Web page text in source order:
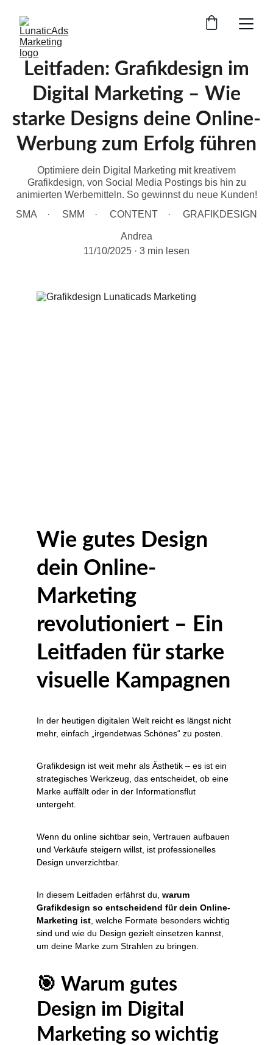
Leitfaden: Grafikdesign im
Digital Marketing – Wie
starke Designs deine Online-
Werbung zum Erfolg führen
Optimiere dein Digital Marketing mit kreativem
Grafikdesign, von Social Media Postings bis hin zu
animierten Werbemitteln. So gewinnst du neue Kunden!
SMA
SMM CONTENT GRAFIKDESIGN
Andrea
11/10/2025
3 min lesen
Wie gutes Design
dein Online-
Marketing
revolutioniert – Ein
Leitfaden für starke
visuelle Kampagnen
In der heutigen digitalen Welt reicht es längst nicht
mehr, einfach „irgendetwas Schönes“ zu posten.
Grafikdesign ist weit mehr als Ästhetik – es ist ein
strategisches Werkzeug, das entscheidet, ob eine
Marke auffällt oder in der Informationsflut
untergeht.
Wenn du online sichtbar sein, Vertrauen aufbauen
und Verkäufe steigern willst, ist professionelles
Design unverzichtbar.
In diesem Leitfaden erfährst du, warum
Grafikdesign so entscheidend für dein Online-
Marketing ist , welche Formate besonders wichtig
sind und wie du Design gezielt einsetzen kannst,
um deine Marke zum Strahlen zu bringen.
🎯 Warum gutes
Design im Digital
Marketing so wichtig